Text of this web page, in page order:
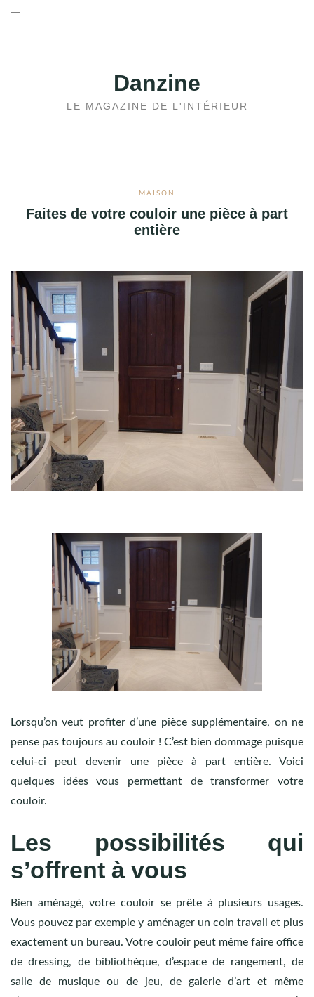
Danzine
LE MAGAZINE DE L'INTÉRIEUR
MAISON
Faites de votre couloir une pièce à part
entière
Lorsqu’on veut profiter d’une pièce supplémentaire, on ne
pense pas toujours au couloir ! C’est bien dommage puisque
celui-ci peut devenir une pièce à part entière. Voici
quelques idées vous permettant de transformer votre
couloir.
Les possibilités qui
s’offrent à vous
Bien aménagé, votre couloir se prête à plusieurs usages.
Vous pouvez par exemple y aménager un coin travail et plus
exactement un bureau. Votre couloir peut même faire office
de dressing, de bibliothèque, d’espace de rangement, de
salle de musique ou de jeu, de galerie d’art et même